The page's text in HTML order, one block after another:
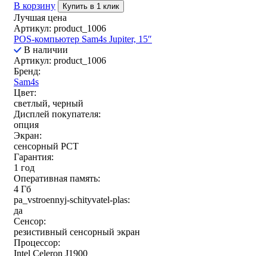
В корзину
Купить в 1 клик
Лучшая цена
Артикул: product_1006
POS-компьютер Sam4s Jupiter, 15″
В наличии
Артикул: product_1006
Бренд:
Sam4s
Цвет:
светлый, черный
Дисплей покупателя:
опция
Экран:
сенсорный РСТ
Гарантия:
1 год
Оперативная память:
4 Гб
pa_vstroennyj-schityvatel-plas:
да
Сенсор:
резистивный сенсорный экран
Процессор:
Intel Celeron J1900